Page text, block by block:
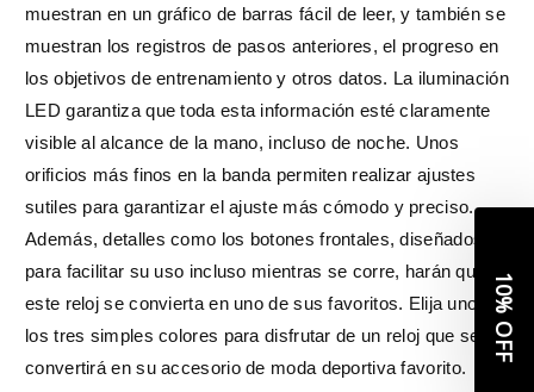
muestran en un gráfico de barras fácil de leer, y también se
muestran los registros de pasos anteriores, el progreso en
los objetivos de entrenamiento y otros datos. La iluminación
LED garantiza que toda esta información esté claramente
visible al alcance de la mano, incluso de noche. Unos
orificios más finos en la banda permiten realizar ajustes
sutiles para garantizar el ajuste más cómodo y preciso.
Además, detalles como los botones frontales, diseñados
para facilitar su uso incluso mientras se corre, harán que
este reloj se convierta en uno de sus favoritos. Elija uno de
los tres simples colores para disfrutar de un reloj que se
convertirá en su accesorio de moda deportiva favorito.
Se parte de nuestra
comunidad.
Suscríbete a nuestro Newsletter
y recibe un 10% DE DESCUENTO